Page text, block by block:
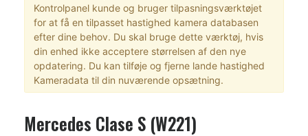
Kontrolpanel kunde og bruger tilpasningsværktøjet
for at få en tilpasset hastighed kamera databasen
efter dine behov. Du skal bruge dette værktøj, hvis
din enhed ikke acceptere størrelsen af den nye
opdatering. Du kan tilføje og fjerne lande hastighed
Kameradata til din nuværende opsætning.
Mercedes Clase S (W221)